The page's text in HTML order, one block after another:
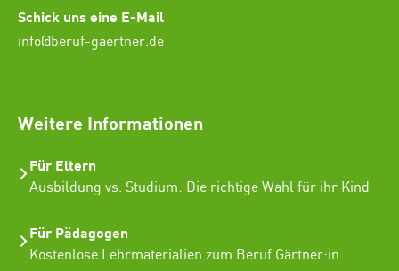
Schick uns eine E-Mail
info@beruf-gaertner.de
Weitere Informationen
Für Eltern
Ausbildung vs. Studium: Die richtige Wahl für ihr Kind
Für Pädagogen
Kostenlose Lehrmaterialien zum Beruf Gärtner:in